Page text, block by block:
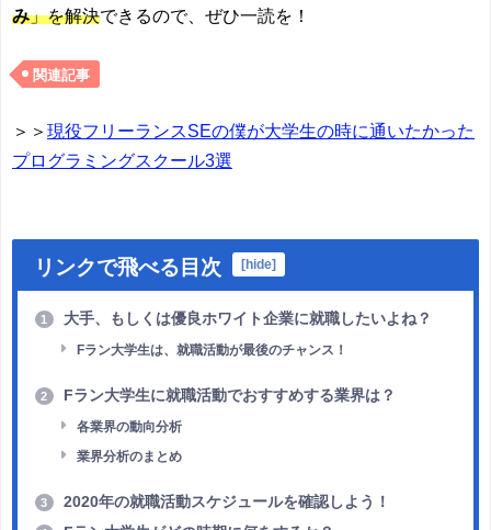
み」を解決できるので、ぜひ一読を！
関連記事
＞＞ 現役フリーランスSEの僕が大学生の時に通いたかった
プログラミングスクール3選
リンクで飛べる目次 [hide]
1 大手、もしくは優良ホワイト企業に就職したいよね？
Fラン大学生は、就職活動が最後のチャンス！
2 Fラン大学生に就職活動でおすすめする業界は？
各業界の動向分析
業界分析のまとめ
3 2020年の就職活動スケジュールを確認しよう！